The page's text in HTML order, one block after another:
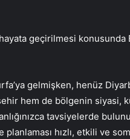
geçirilmesi konusunda
gelmişken, henüz
hem de bölgenin siyasi,
tavsiyelerde
hızlı, etkili ve